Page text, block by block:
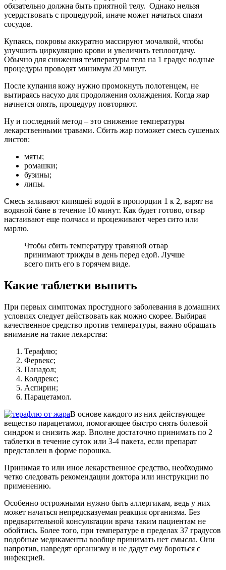
обязательно должна быть приятной телу. Однако нельзя
усердствовать с процедурой, иначе может начаться спазм
сосудов.
Купаясь, покровы аккуратно массируют мочалкой, чтобы
улучшить циркуляцию крови и увеличить теплоотдачу.
Обычно для снижения температуры тела на 1 градус водные
процедуры проводят минимум 20 минут.
После купания кожу нужно промокнуть полотенцем, не
вытираясь насухо для продолжения охлаждения. Когда жар
начнется опять, процедуру повторяют.
Ну и последний метод – это снижение температуры
лекарственными травами. Сбить жар поможет смесь сушеных
листов:
мяты;
ромашки;
бузины;
липы.
Смесь заливают кипящей водой в пропорции 1 к 2, варят на
водяной бане в течение 10 минут. Как будет готово, отвар
настаивают еще полчаса и процеживают через сито или
марлю.
Чтобы сбить температуру травяной отвар
принимают трижды в день перед едой. Лучше
всего пить его в горячем виде.
Какие таблетки выпить
При первых симптомах простудного заболевания в домашних
условиях следует действовать как можно скорее. Выбирая
качественное средство против температуры, важно обращать
внимание на такие лекарства:
Терафлю;
Фервекс;
Панадол;
Колдрекс;
Аспирин;
Парацетамол.
В основе каждого из них действующее
вещество парацетамол, помогающее быстро снять болевой
синдром и снизить жар. Вполне достаточно принимать по 2
таблетки в течение суток или 3-4 пакета, если препарат
представлен в форме порошка.
Принимая то или иное лекарственное средство, необходимо
четко следовать рекомендации доктора или инструкции по
применению.
Особенно острожными нужно быть аллергикам, ведь у них
может начаться непредсказуемая реакция организма. Без
предварительной консультации врача таким пациентам не
обойтись. Более того, при температуре в пределах 37 градусов
подобные медикаменты вообще принимать нет смысла. Они
напротив, навредят организму и не дадут ему бороться с
инфекцией.